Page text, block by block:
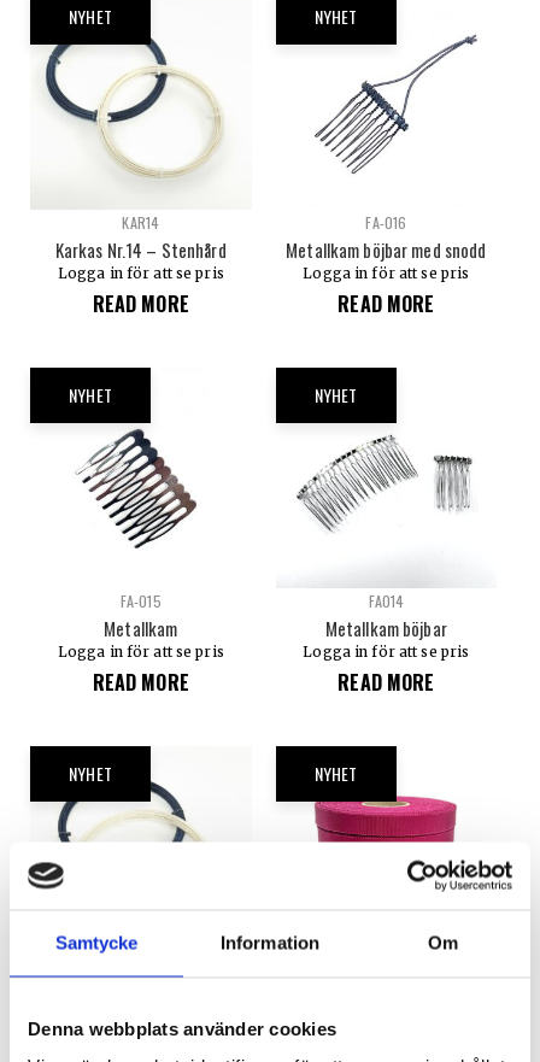
Samtycke Information Om
Denna webbplats använder cookies
NYHET
KAR14
Karkas Nr.14 – Stenhård
Logga in för att se pris
READ MORE
NYHET
FA-016
Metallkam böjbar med snodd
Logga in för att se pris
READ MORE
NYHET
FA-015
Metallkam
Logga in för att se pris
READ MORE
NYHET
FA014
Metallkam böjbar
Logga in för att se pris
READ MORE
NYHET
KAR12
Logga in för att se pris
NYHET
Logga in för att se pris